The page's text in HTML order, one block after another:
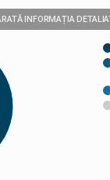
INFORMAȚIA